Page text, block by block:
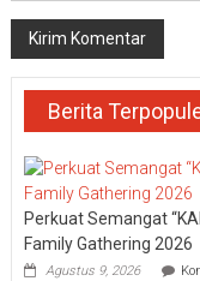
Berita
Perkuat Semangat
Family Gathering 2026
Agustus 9, 2026